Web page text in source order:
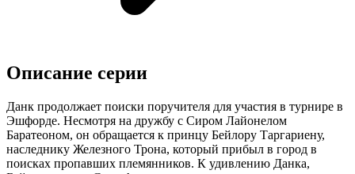
Описание серии
Данк продолжает поиски поручителя для участия в турнире в
Эшфорде. Несмотря на дружбу с Сиром Лайонелом
Баратеоном, он обращается к принцу Бейлору Таргариену,
наследнику Железного Трона, который прибыл в город в
поисках пропавших племянников. К удивлению Данка,